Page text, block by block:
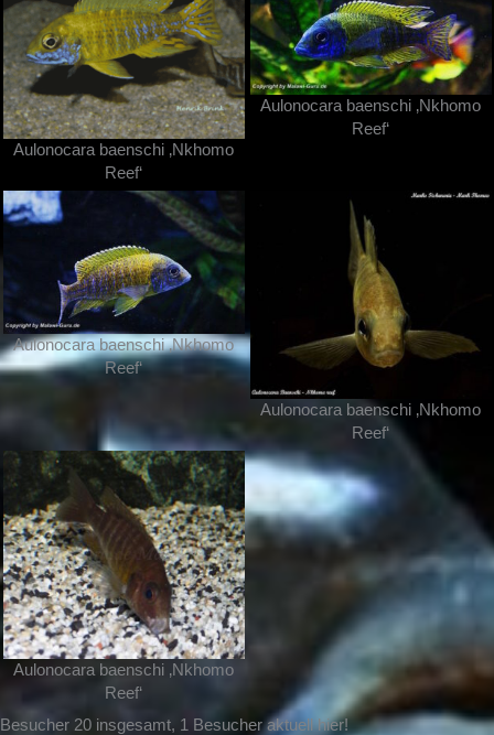
Aulonocara baenschi ‚Nkhomo
Reef‘
Aulonocara baenschi ‚Nkhomo
Reef‘
Aulonocara baenschi ‚Nkhomo
Reef‘
Aulonocara baenschi ‚Nkhomo
Reef‘
Aulonocara baenschi ‚Nkhomo
Reef‘
Besucher 20 insgesamt, 1 Besucher aktuell hier!